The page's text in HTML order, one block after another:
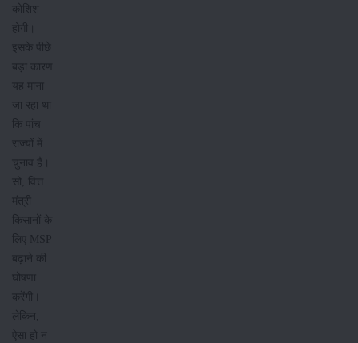
कोशिश
होगी।
इसके पीछे
बड़ा कारण
यह माना
जा रहा था
कि पांच
राज्यों में
चुनाव हैं।
सो, वित्त
मंत्री
किसानों के
लिए MSP
बढ़ाने की
घोषणा
करेंगी।
लेकिन,
ऐसा हो न